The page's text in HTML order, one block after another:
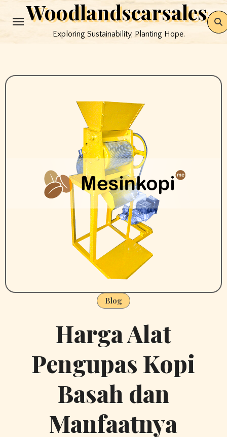
to
Woodlandscarsales
Exploring Sustainability, Planting Hope.
Blog
Harga Alat
Pengupas Kopi
Basah dan
Manfaatnya